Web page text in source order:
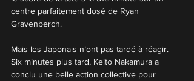
centre parfaitement dosé de Ryan
Gravenberch.
Mais les Japonais n’ont pas tardé à réagir.
Six minutes plus tard, Keito Nakamura a
conclu une belle action collective pour